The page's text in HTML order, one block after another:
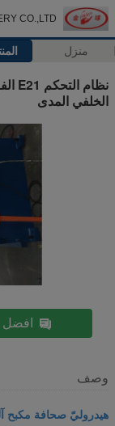
CO.,LTD.
منزل
الخلفي المدى
وصف
هيدروليّ صحافة مكبح